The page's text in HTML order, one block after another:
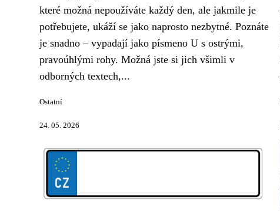
které možná nepoužíváte každý den, ale jakmile je
potřebujete, ukáží se jako naprosto nezbytné. Poznáte
je snadno – vypadají jako písmeno U s ostrými,
pravoúhlými rohy. Možná jste si jich všimli v
odborných textech,...
Ostatní
24. 05. 2026